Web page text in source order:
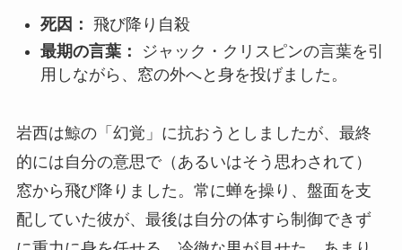
死因：
飛び降り自殺
最期の言葉：
ジャック・クリスピンの言葉を引
用しながら、窓の外へと身を投げました。
岩西は鯨の「幻覚」に抗おうとしましたが、最終
的には自分の意思で（あるいはそう思わされて）
窓から飛び降りました。常に蝉を操り、盤面を支
配していた彼が、最後は自分の体すら制御できず